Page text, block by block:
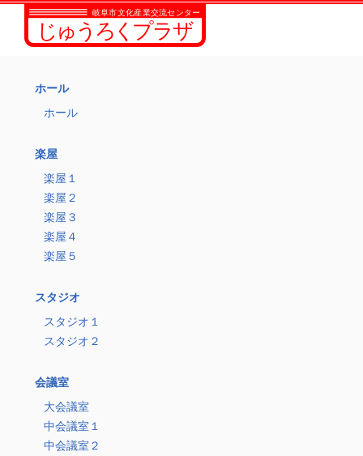
ホール
ホール
楽屋
楽屋１
楽屋２
楽屋３
楽屋４
楽屋５
スタジオ
スタジオ１
スタジオ２
会議室
大会議室
中会議室１
中会議室２